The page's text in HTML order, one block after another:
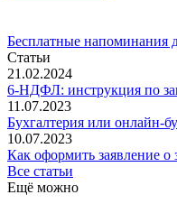
Бесплатные напоминания
Статьи
21.02.2024
6-НДФЛ: инструкция по
11.07.2023
Бухгалтерия или онлайн-
10.07.2023
Как оформить заявление о
Все статьи
Ещё можно